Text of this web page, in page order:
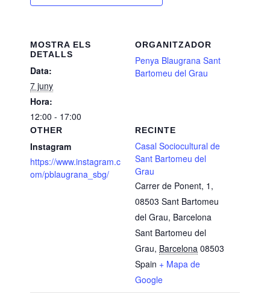
MOSTRA ELS
DETALLS
Data:
7 juny
Hora:
12:00 - 17:00
RECINTE
Casal Sociocultural de
Sant Bartomeu del
Grau
Carrer de Ponent, 1,
08503 Sant Bartomeu
del Grau, Barcelona
Sant Bartomeu del
Grau, Barcelona 08503
Spain + Mapa de
Google
ORGANITZADOR
Penya Blaugrana Sant
Bartomeu del Grau
OTHER
Instagram
https://www.instagram.c
om/pblaugrana_sbg/